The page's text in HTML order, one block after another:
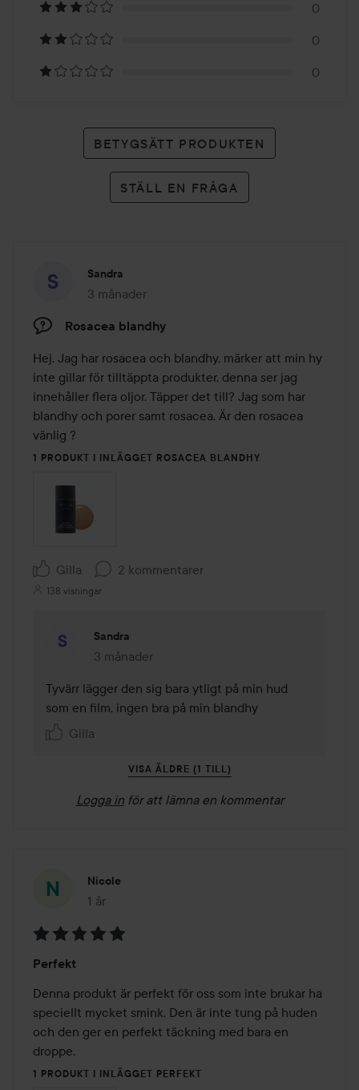
betyg
0
0
0
BETYGSÄTT PRODUKTEN
STÄLL EN FRÅGA
Sandra
3 månader
Inlägget skapades 3 månader
Rosacea blandhy
Hej. Jag har rosacea och blandhy, märker att min hy
inte gillar för tilltäppta produkter, denna ser jag
innehåller flera oljor. Täpper det till? Jag som har
blandhy och porer samt rosacea. Är den rosacea
vänlig ?
1 PRODUKT I INLÄGGET ROSACEA BLANDHY
Gilla 2 kommentarer
138 visningar
Sandra
3 månader
Kommentaren lades 3 månader
Tyvärr lägger den sig bara ytligt på min hud
som en film, ingen bra på min blandhy
Gilla
VISA ÄLDRE (1 TILL)
Logga in för att lämna en kommentar
Nicole
1 år
Inlägget skapades 1 år
5
av
5
Perfekt
Denna produkt är perfekt för oss som inte brukar ha
speciellt mycket smink. Den är inte tung på huden
och den ger en perfekt täckning med bara en
droppe.
1 PRODUKT I INLÄGGET PERFEKT